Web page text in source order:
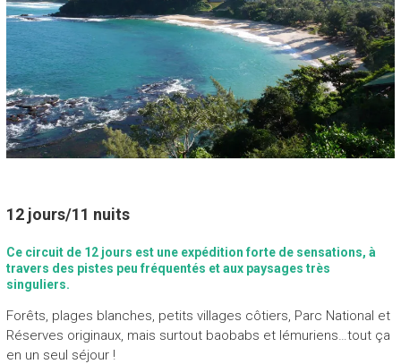
P
E
H
A
S
I
A
N
o
u
v
e
a
12 jours/11 nuits
Ce circuit de 12 jours est une expédition forte de sensations, à
travers des pistes peu fréquentés et aux paysages très
singuliers.
Forêts, plages blanches, petits villages côtiers, Parc National et
Réserves originaux, mais surtout baobabs et lémuriens…tout ça
en un seul séjour !